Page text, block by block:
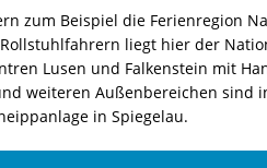
zum Beispiel die Ferienregion
liegt hier der
Lusen und Falkenstein mit
weiteren Außenbereichen sind
in Spiegelau.